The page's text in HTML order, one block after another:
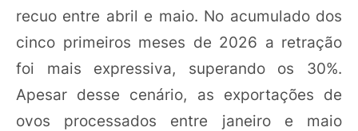
recuo entre abril e maio. No acumulado dos
cinco primeiros meses de 2026 a retração
foi mais expressiva, superando os 30%.
Apesar desse cenário, as exportações de
ovos processados entre janeiro e maio